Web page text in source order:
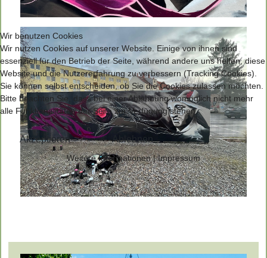
Wir benutzen Cookies
Wir nutzen Cookies auf unserer Website. Einige von ihnen sind
essenziell für den Betrieb der Seite, während andere uns helfen, diese
Website und die Nutzererfahrung zu verbessern (Tracking Cookies).
Sie können selbst entscheiden, ob Sie die Cookies zulassen möchten.
Bitte beachten Sie, dass bei einer Ablehnung womöglich nicht mehr
alle Funktionalitäten der Seite zur Verfügung stehen.
Akzeptieren Ablehnen
Weitere Informationen|Impressum